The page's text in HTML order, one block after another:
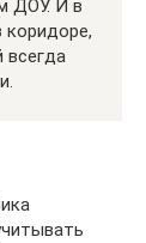
ДОУ. И в
всегда